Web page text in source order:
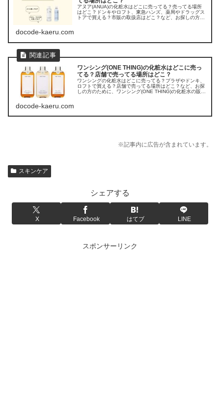
アヌア(ANUA)の化粧水はどこに売ってる？売ってる場所
はどこ？ドンキやロフト、東急ハンズ、薬局やドラッグス
トアで買える？市販の取扱店はどこ？など、お探しの方の
docode-kaeru.com
ワンシング(ONE THING)の化粧水はどこに売っ
てる？店舗で売ってる場所はどこ？
ワンシングの化粧水はどこに売ってる？プラザやドンキ、
ロフトで買える？店舗で売ってる場所はどこ？など、お探
しの方のために、ワンシング(ONE THING)の化粧水の販売
docode-kaeru.com
※記事内に広告が含まれています。
スキンケア
シェアする
X Facebook はてブ LINE
スポンサーリンク